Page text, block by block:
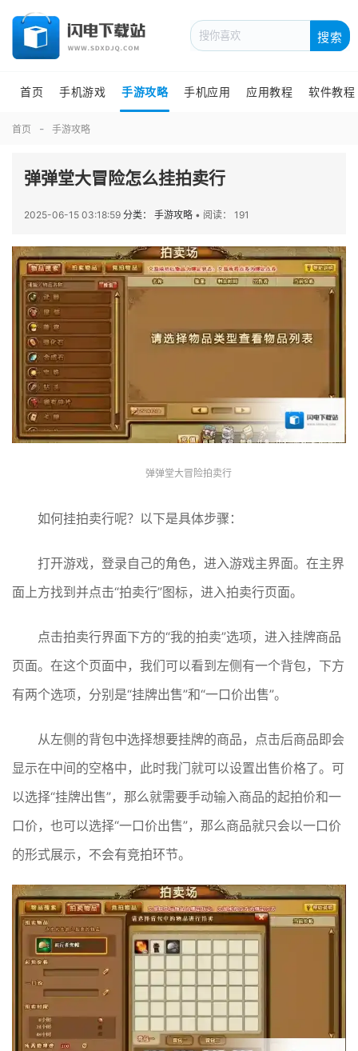
搜索
首页 手机游戏 手游攻略 手机应用 应用教程 软件教程
首页 手游攻略
弹弹堂大冒险怎么挂拍卖行
2025-06-15 03:18:59 分类： 手游攻略 • 阅读： 191
弹弹堂大冒险拍卖行
如何挂拍卖行呢？以下是具体步骤：
打开游戏，登录自己的角色，进入游戏主界面。在主界
面上方找到并点击“拍卖行”图标，进入拍卖行页面。
点击拍卖行界面下方的“我的拍卖”选项，进入挂牌商品
页面。在这个页面中，我们可以看到左侧有一个背包，下方
有两个选项，分别是“挂牌出售”和“一口价出售”。
从左侧的背包中选择想要挂牌的商品，点击后商品即会
显示在中间的空格中，此时我门就可以设置出售价格了。可
以选择“挂牌出售”，那么就需要手动输入商品的起拍价和一
口价，也可以选择“一口价出售”，那么商品就只会以一口价
的形式展示，不会有竞拍环节。